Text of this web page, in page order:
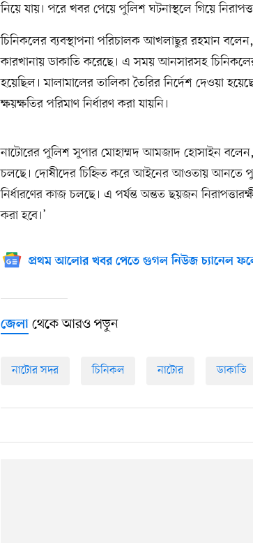
নিয়ে যায়। পরে খবর পেয়ে পুলিশ ঘটনাস্থলে গিয়ে
চিনিকলের ব্যবস্থাপনা পরিচালক আখলাছুর রহমান
কারখানায় ডাকাতি করেছে। এ সময় আনসারসহ চিনিকলের
হয়েছিল। মালামালের তালিকা তৈরির নির্দেশ দেওয়া
ক্ষয়ক্ষতির পরিমাণ নির্ধারণ করা যায়নি।
নাটোরের পুলিশ সুপার মোহাম্মদ আমজাদ হোসাইন বলেন,
চলছে। দোষীদের চিহ্নিত করে আইনের আওতায় আনতে
নির্ধারণের কাজ চলছে। এ পর্যন্ত অন্তত ছয়জন
করা হবে।’
প্রথম আলোর খবর পেতে গুগল নিউজ চ্যানেল
জেলা থেকে আরও পড়ুন
নাটোর সদর চিনিকল নাটোর ডাকাতি